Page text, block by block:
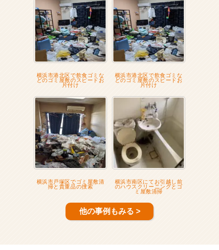
横浜市港北区で飲食ゴミな
どのゴミ屋敷のスピードお
片付け
横浜市港北区で飲食ゴミな
どのゴミ屋敷のスピードお
片付け
横浜市戸塚区でゴミ屋敷清
掃と貴重品の捜索
横浜市南区にてお引越し前
のハウスクリーニングとゴ
ミ屋敷清掃
他の事例もみる >